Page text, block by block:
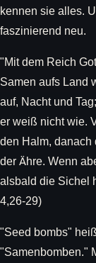
kennen sie alles.
faszinierend neu.
"Mit dem Reich
Samen aufs Land
auf, Nacht und
er weiß nicht wie.
den Halm, danach
der Ähre. Wenn
alsbald die Sichel
4,26-29)
"Seed bombs"
"Samenbomben."